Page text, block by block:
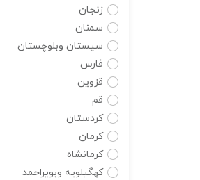
زنجان
سمنان
سیستان وبلوچستان
فارس
قزوین
قم
کردستان
کرمان
کرمانشاه
کهگیلویه وبویراحمد